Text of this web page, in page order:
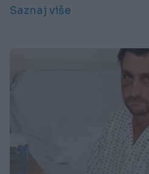
Saznaj više